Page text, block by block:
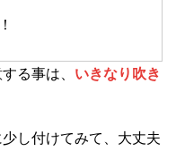
る事は、 いきなり吹き
少し付けてみて、大丈夫